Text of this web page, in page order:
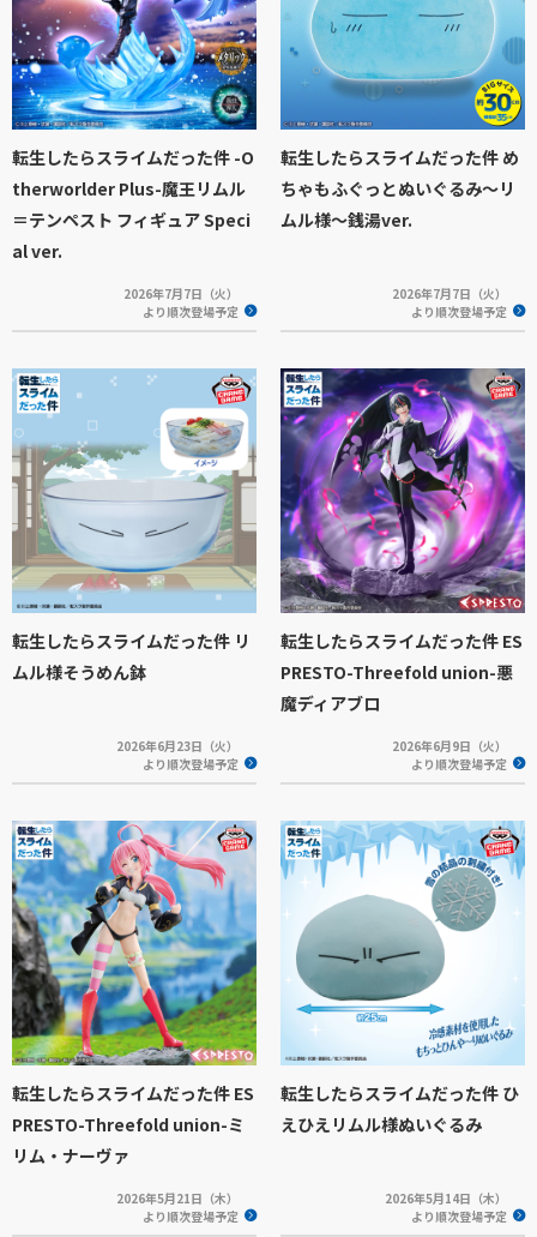
転生したらスライムだった件 -O
therworlder Plus-魔王リムル
＝テンペスト フィギュア Speci
al ver.
2026年7月7日（火）
より順次登場予定
転生したらスライムだった件 め
ちゃもふぐっとぬいぐるみ～リ
ムル様～銭湯ver.
2026年7月7日（火）
より順次登場予定
転生したらスライムだった件 リ
ムル様そうめん鉢
2026年6月23日（火）
より順次登場予定
転生したらスライムだった件 ES
PRESTO-Threefold union-悪
魔ディアブロ
2026年6月9日（火）
より順次登場予定
転生したらスライムだった件 ES
PRESTO-Threefold union-ミ
リム・ナーヴァ
2026年5月21日（木）
より順次登場予定
転生したらスライムだった件 ひ
えひえリムル様ぬいぐるみ
2026年5月14日（木）
より順次登場予定